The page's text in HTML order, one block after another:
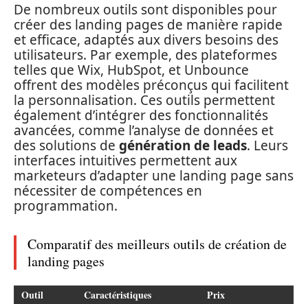
De nombreux outils sont disponibles pour
créer des landing pages de manière rapide
et efficace, adaptés aux divers besoins des
utilisateurs. Par exemple, des plateformes
telles que Wix, HubSpot, et Unbounce
offrent des modèles préconçus qui facilitent
la personnalisation. Ces outils permettent
également d’intégrer des fonctionnalités
avancées, comme l’analyse de données et
des solutions de génération de leads. Leurs
interfaces intuitives permettent aux
marketeurs d’adapter une landing page sans
nécessiter de compétences en
programmation.
Comparatif des meilleurs outils de création de
landing pages
Outil Caractéristiques Prix